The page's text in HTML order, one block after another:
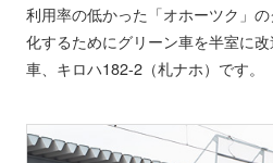
利用率の低かった「オホーツク」
化するためにグリーン車を半室に
車、キロハ182-2（札ナホ）です。